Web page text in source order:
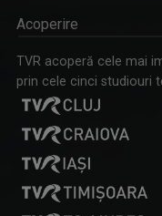
Acoperire
TVR acoperă cele mai
prin cele cinci studiouri